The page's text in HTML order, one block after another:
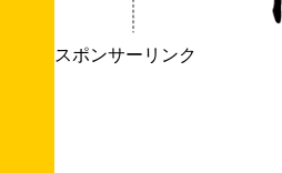
スポンサーリンク